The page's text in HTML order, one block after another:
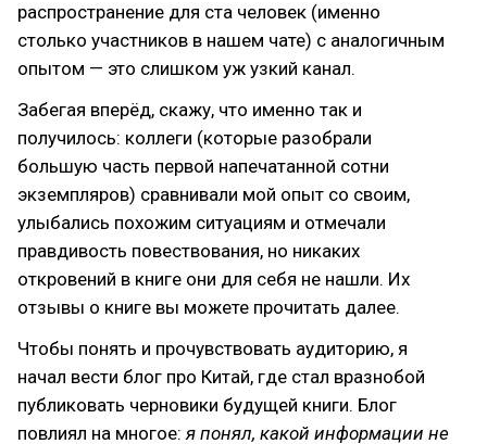
распространение для ста человек (именно
столько участников в нашем чате) с аналогичным
опытом — это слишком уж узкий канал.
Забегая вперёд, скажу, что именно так и
получилось: коллеги (которые разобрали
большую часть первой напечатанной сотни
экземпляров) сравнивали мой опыт со своим,
улыбались похожим ситуациям и отмечали
правдивость повествования, но никаких
откровений в книге они для себя не нашли. Их
отзывы о книге вы можете прочитать далее.
Чтобы понять и прочувствовать аудиторию, я
начал вести блог про Китай, где стал вразнобой
публиковать черновики будущей книги. Блог
повлиял на многое:я понял, какой информации не